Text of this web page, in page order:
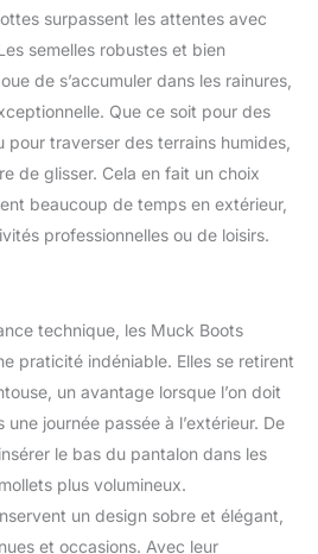
surpassent les attentes avec
semelles robustes et bien
de s’accumuler dans les rainures,
Que ce soit pour des
pour traverser des terrains humides,
de glisser. Cela en fait un choix
beaucoup de temps en extérieur,
professionnelles ou de loisirs.
technique, les Muck Boots
praticité indéniable. Elles se retirent
un avantage lorsque l’on doit
journée passée à l’extérieur. De
le bas du pantalon dans les
plus volumineux.
un design sobre et élégant,
et occasions. Avec leur